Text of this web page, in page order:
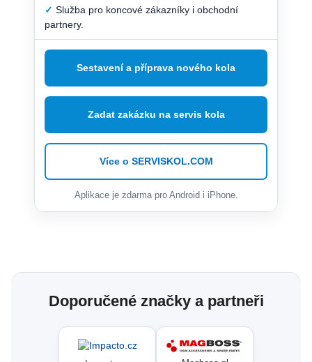
✓ Služba pro koncové zákazníky i obchodní
partnery.
Sestavení a příprava nového kola
Zadat zakázku na servis kola
Více o SERVISKOL.COM
Aplikace je zdarma pro Android i iPhone.
Doporučené značky a partneři